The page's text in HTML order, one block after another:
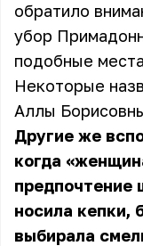
обратило
убор
подобные
Некоторые
Аллы
Другие же
когда
предпочтение
носила кепки,
выбирала